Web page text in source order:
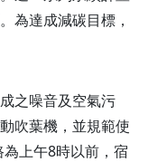
為達成減碳目標，
之噪音及空氣污
吹葉機，並規範使
上午8時以前，宿